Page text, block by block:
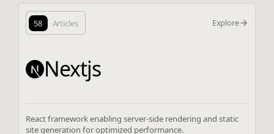
58 Articles Explore
Nextjs
React framework enabling server-side rendering and static
site generation for optimized performance.